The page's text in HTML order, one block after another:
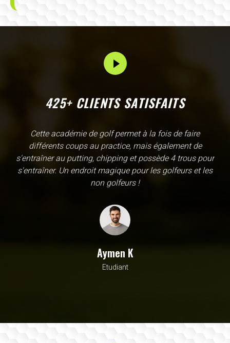
425+ CLIENTS SATISFAITS
L'Academy de Gammarth comme son nom l'indique est
une école, en fait c'est un practice exceptionnel. il y a
évidemment un pratique classic sur tapis mais aussi
un sur herbe, des zones pour le chipping, les bumqers...
Vous y avez pensé, c'est à l'academy. Il n'y a pas assez
beauté de ce site